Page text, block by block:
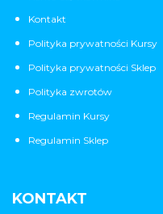
Kontakt
Polityka prywatności Kursy
Polityka prywatności Sklep
Polityka zwrotów
Regulamin Kursy
Regulamin Sklep
KONTAKT